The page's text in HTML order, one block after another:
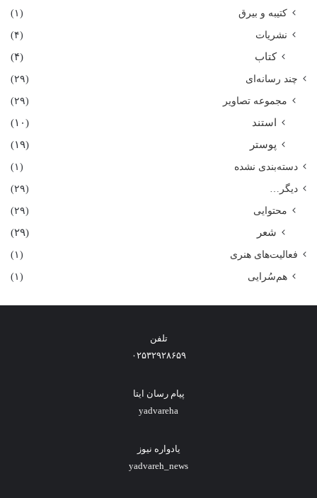
کتیبه و بیرق
(۱)
نشریات
(۴)
کتاب
(۴)
چند رسانه‌ای (۲۹)
مجموعه تصاویر
(۲۹)
استند
(۱۰)
پوستر
(۱۹)
دسته‌بندی نشده (۱)
دیگر… (۲۹)
محتوایی
(۲۹)
شعر
(۲۹)
فعالیت‌های هنری (۱)
هم‌سُرایی (۱)
تلفن
۰۲۵۳۲۹۲۸۶۵۹
پیام رسان ایتا
yadvareha
یادواره نیوز
yadvareh_news